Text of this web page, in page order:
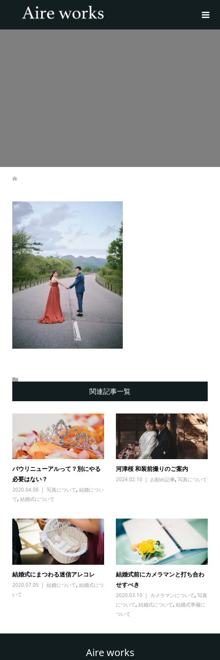
関連記事一覧
バウリニューアルって？別にやる
必要はない？
2020.04.06 写真について, 結婚につい
て, 結婚式について
河津桜 和装前撮りのご案内
2024.02.10 お勧め記事,写真について
結婚式にまつわる迷信アレコレ
2020.07.05 結婚について, 結婚式につ
いて
結婚式前にカメラマンと打ち合わ
せすべき
2020.03.10 カメラマンについて,写真
について,結婚式について,結婚式準備に
ついて
Aire works